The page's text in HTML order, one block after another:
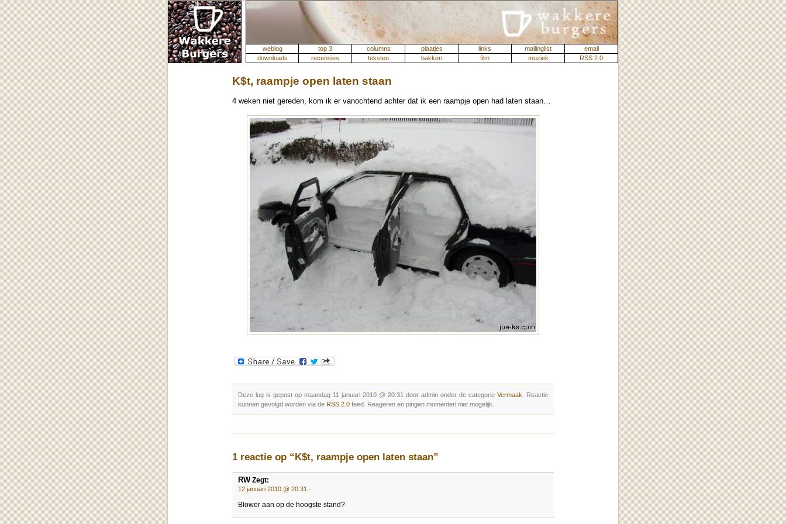
weblog top 3 columns plaatjes links mailinglist
email
downloads
recensies teksten bakken film muziek RSS 2.0
K$t, raampje open laten staan
4 weken niet gereden, kom ik er vanochtend achter dat ik een raampje open had laten staan…
Deze log is gepost op maandag 11 januari 2010 @ 20:31 door admin onder de categorie Vermaak . Reactie
kunnen gevolgd worden via de RSS 2.0 feed. Reageren en pingen momenterl niet mogelijk.
1 reactie op “K$t, raampje open laten staan”
RWZegt:
12 januari 2010 @ 20:31 -
Blower aan op de hoogste stand?